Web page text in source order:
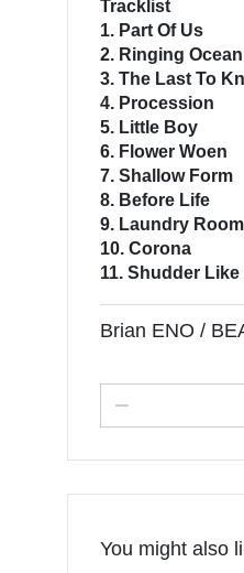
Tracklist
1. Part Of Us
2. Ringing Ocean
3. The Last To
4. Procession
5. Little Boy
6. Flower Woen
7. Shallow Form
8. Before Life
9. Laundry Room
10. Corona
11. Shudder
Brian ENO /
You might also